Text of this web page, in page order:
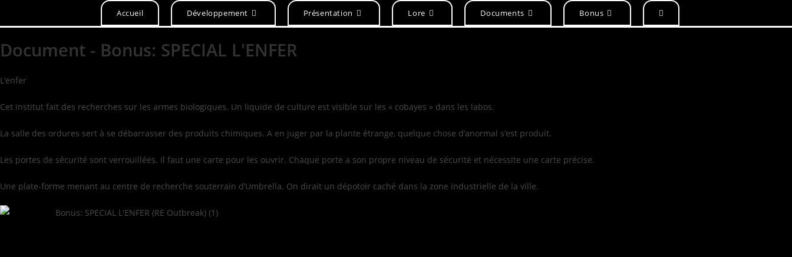
Accueil Développement Présentation Lore Documents Bonus
Document - Bonus: SPECIAL L'ENFER
L’enfer
Cet institut fait des recherches sur les armes biologiques. Un liquide de culture est visible sur les « cobayes » dans les labos.
La salle des ordures sert à se débarrasser des produits chimiques. A en juger par la plante étrange, quelque chose d’anormal s’est produit.
Les portes de sécurité sont verrouillées. Il faut une carte pour les ouvrir. Chaque porte a son propre niveau de sécurité et nécessite une carte précise.
Une plate-forme menant au centre de recherche souterrain d’Umbrella. On dirait un dépotoir caché dans la zone industrielle de la ville.